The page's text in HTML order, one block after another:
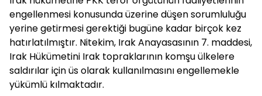
engellenmesi konusunda üzerine düşen sorumluluğu
yerine getirmesi gerektiği bugüne kadar birçok kez
hatırlatılmıştır. Nitekim, Irak Anayasasının 7. maddesi,
Irak Hükümetini Irak topraklarının komşu ülkelere
saldırılar için üs olarak kullanılmasını engellemekle
yükümlü kılmaktadır.